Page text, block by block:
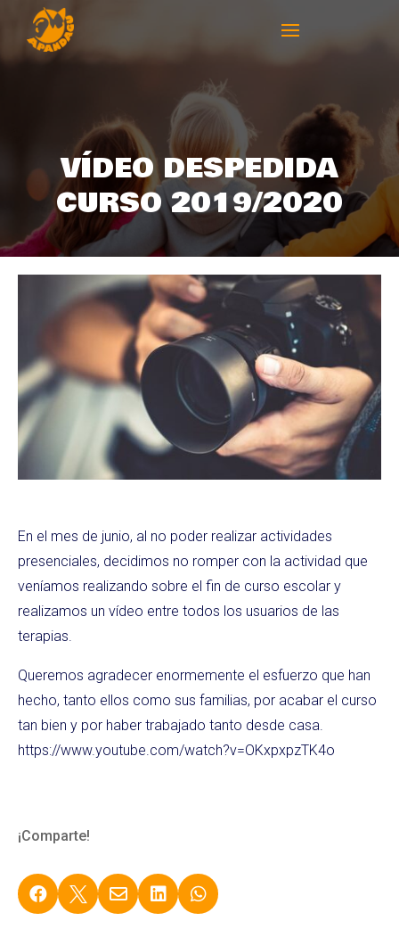
VÍDEO DESPEDIDA
CURSO 2019/2020
En el mes de junio, al no poder realizar actividades
presenciales, decidimos no romper con la actividad que
veníamos realizando sobre el fin de curso escolar y
realizamos un vídeo entre todos los usuarios de las
terapias.
Queremos agradecer enormemente el esfuerzo que han
hecho, tanto ellos como sus familias, por acabar el curso
tan bien y por haber trabajado tanto desde casa.
https://www.youtube.com/watch?v=OKxpxpzTK4o
¡Comparte!
    